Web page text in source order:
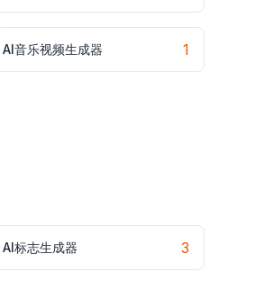
AI音乐视频生成器 1
AI标志生成器 3